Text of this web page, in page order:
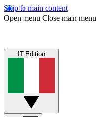
Skip to main content
Open menu Close main menu
IT Edition